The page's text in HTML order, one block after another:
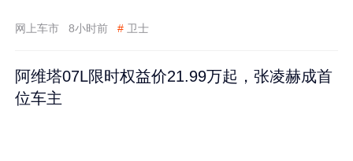
网上车市 8小时前 # 卫士
阿维塔07L限时权益价21.99万起，张凌赫成首
位车主